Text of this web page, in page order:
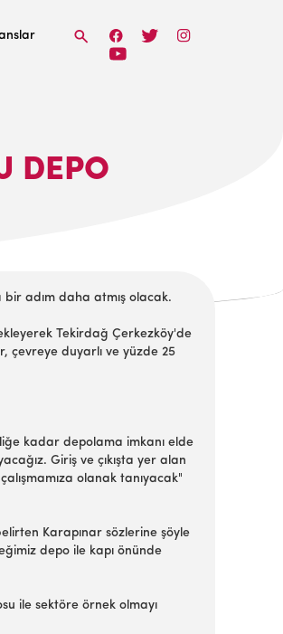
DEPO
adım daha atmış olacak.
Tekirdağ Çerkezköy'de
çevreye duyarlı ve yüzde 25
kadar depolama imkanı elde
Giriş ve çıkışta yer alan
olanak tanıyacak"
Karapınar sözlerine şöyle
depo ile kapı önünde
ile sektöre örnek olmayı